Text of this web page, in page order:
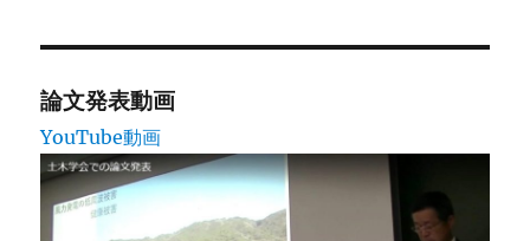
論文発表動画
YouTube動画